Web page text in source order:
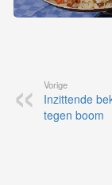
Vorige
Inzittende
tegen boom